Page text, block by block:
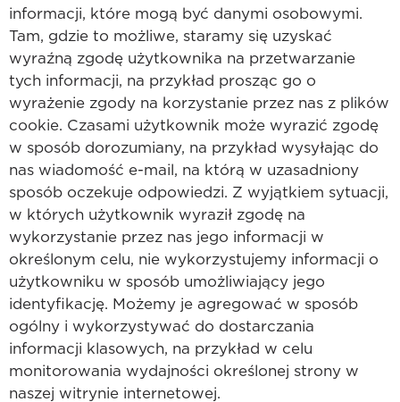
informacji, które mogą być danymi osobowymi.
Tam, gdzie to możliwe, staramy się uzyskać
wyraźną zgodę użytkownika na przetwarzanie
tych informacji, na przykład prosząc go o
wyrażenie zgody na korzystanie przez nas z plików
cookie. Czasami użytkownik może wyrazić zgodę
w sposób dorozumiany, na przykład wysyłając do
nas wiadomość e-mail, na którą w uzasadniony
sposób oczekuje odpowiedzi. Z wyjątkiem sytuacji,
w których użytkownik wyraził zgodę na
wykorzystanie przez nas jego informacji w
określonym celu, nie wykorzystujemy informacji o
użytkowniku w sposób umożliwiający jego
identyfikację. Możemy je agregować w sposób
ogólny i wykorzystywać do dostarczania
informacji klasowych, na przykład w celu
monitorowania wydajności określonej strony w
naszej witrynie internetowej.